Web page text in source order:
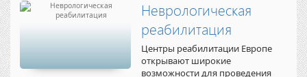
Неврологическая
реабилитация
Центры реабилитации Европе
открывают широкие
возможности для проведения